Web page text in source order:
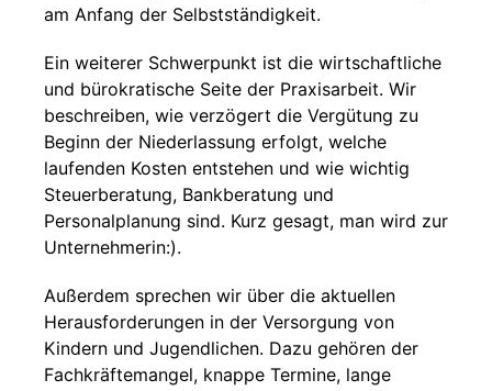
am Anfang der Selbstständigkeit.
Ein weiterer Schwerpunkt ist die wirtschaftliche
und bürokratische Seite der Praxisarbeit. Wir
beschreiben, wie verzögert die Vergütung zu
Beginn der Niederlassung erfolgt, welche
laufenden Kosten entstehen und wie wichtig
Steuerberatung, Bankberatung und
Personalplanung sind. Kurz gesagt, man wird zur
Unternehmerin:).
Außerdem sprechen wir über die aktuellen
Herausforderungen in der Versorgung von
Kindern und Jugendlichen. Dazu gehören der
Fachkräftemangel, knappe Termine, lange